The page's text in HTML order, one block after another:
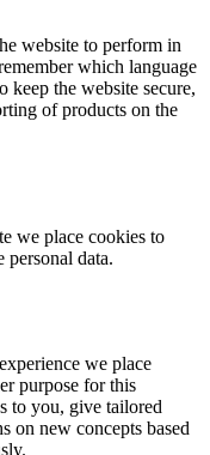
website to perform in
which language
the website secure,
of products on the
we place cookies to
personal data.
we place
purpose for this
to you, give tailored
on new concepts based